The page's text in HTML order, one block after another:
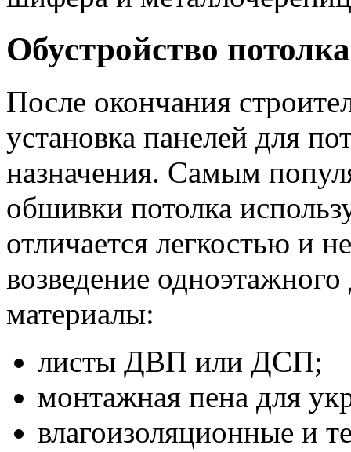
Обустройство потолка
После окончания
установка панелей для
назначения. Самым
обшивки потолка
отличается легкостью и
возведение
материалы:
листы ДВП или ДСП;
монтажная пена для
влагоизоляционные и